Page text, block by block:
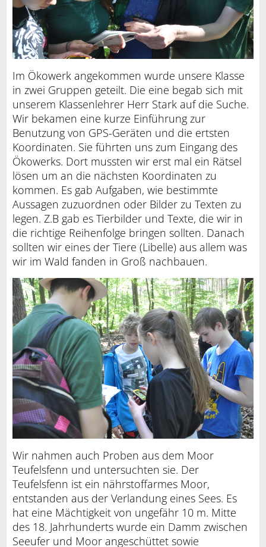
Im Ökowerk angekommen wurde unsere Klasse
in zwei Gruppen geteilt. Die eine begab sich mit
unserem Klassenlehrer Herr Stark auf die Suche.
Wir bekamen eine kurze Einführung zur
Benutzung von GPS-Geräten und die ertsten
Koordinaten. Sie führten uns zum Eingang des
Ökowerks. Dort mussten wir erst mal ein Rätsel
lösen um an die nächsten Koordinaten zu
kommen. Es gab Aufgaben, wie bestimmte
Aussagen zuzuordnen oder Bilder zu Texten zu
legen. Z.B gab es Tierbilder und Texte, die wir in
die richtige Reihenfolge bringen sollten. Danach
sollten wir eines der Tiere (Libelle) aus allem was
wir im Wald fanden in Groß nachbauen.
Wir nahmen auch Proben aus dem Moor
Teufelsfenn und untersuchten sie. Der
Teufelsfenn ist ein nährstoffarmes Moor,
entstanden aus der Verlandung eines Sees. Es
hat eine Mächtigkeit von ungefähr 10 m. Mitte
des 18. Jahrhunderts wurde ein Damm zwischen
Seeufer und Moor angeschüttet sowie